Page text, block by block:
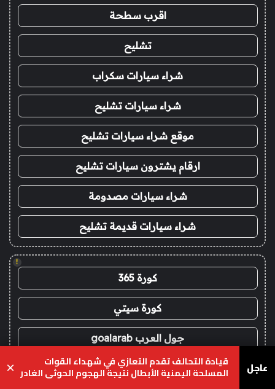
اقرب سطحة
تشليح
شراء سيارات سكراب
شراء سيارات تشليح
موقع شراء سيارات تشليح
ارقام يشترون سيارات تشليح
شراء سيارات مصدومة
شراء سيارات قديمة تشليح
!
كورة 365
كورة سيتي
جول العرب goalarab
بث مباشر ريال مدريد اليوم عاجل قيادة التحالف تقدم التعازي في شهداء القوات
المسلحة اليمنية الأبطال نتيجة الهجوم الحوثي الغادر ×